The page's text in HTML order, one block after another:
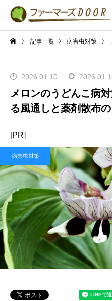
記事一覧 病害虫対策
2026.01.10
メロンのうどんこ病
る風通しと薬剤散布
[PR]
病害虫対策